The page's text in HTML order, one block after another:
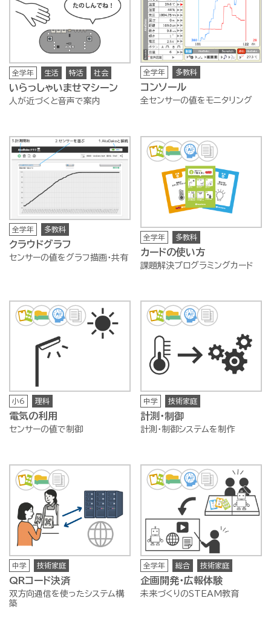
全学年 生活 特活 社会
いらっしゃいませマシーン
人が近づくと音声で案内
全学年 多教科
コンソール
全センサーの値をモニタリング
全学年 多教科
クラウドグラフ
センサーの値をグラフ描画・共有
全学年 多教科
カードの使い方
課題解決プログラミングカード
小6 理科
電気の利用
センサーの値で制御
中学 技術家庭
計測・制御
計測・制御システムを制作
中学 技術家庭
QRコード決済
双方向通信を使ったシステム構
築
全学年 総合 技術家庭
企画開発・広報体験
未来づくりのSTEAM教育